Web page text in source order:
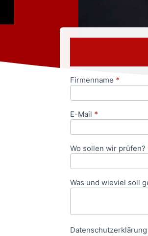
Anfrageformular
Firmenname *
E-Mail *
Wo sollen wir prüfen?
Was und wieviel soll
Datenschutzerklärung